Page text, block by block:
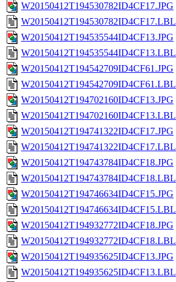
W20150412T194530782ID4CF17.JPG
W20150412T194530782ID4CF17.LBL
W20150412T194535544ID4CF13.JPG
W20150412T194535544ID4CF13.LBL
W20150412T194542709ID4CF61.JPG
W20150412T194542709ID4CF61.LBL
W20150412T194702160ID4CF13.JPG
W20150412T194702160ID4CF13.LBL
W20150412T194741322ID4CF17.JPG
W20150412T194741322ID4CF17.LBL
W20150412T194743784ID4CF18.JPG
W20150412T194743784ID4CF18.LBL
W20150412T194746634ID4CF15.JPG
W20150412T194746634ID4CF15.LBL
W20150412T194932772ID4CF18.JPG
W20150412T194932772ID4CF18.LBL
W20150412T194935625ID4CF13.JPG
W20150412T194935625ID4CF13.LBL